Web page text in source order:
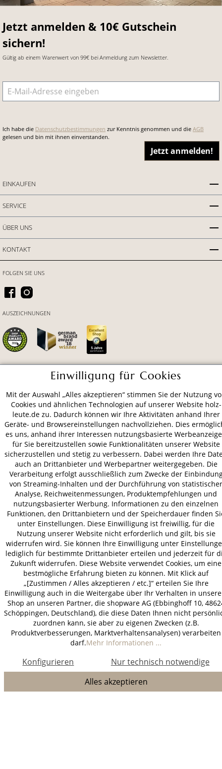
Jetzt anmelden & 10€ Gutschein
sichern!
Gültig ab einem Warenwert von 99€ bei Anmeldung zum Newsletter.
E-Mail-Adresse
Ich habe die Datenschutzbestimmungen zur Kenntnis genommen und die AGB
gelesen und bin mit ihnen einverstanden.
Jetzt anmelden!
EINKAUFEN
SERVICE
ÜBER UNS
KONTAKT
VERSAND
FOLGEN SIE UNS
AUSZEICHNUNGEN
AGB Datenschutz
Impressum
© 2026 HOLZ-LEUTE
* Alle Preise inkl. gesetzl. Mehrwertsteuer zzgl.Versandkosten.
Einwilligung für Cookies
Mit der Auswahl „Alles akzeptieren“ stimmen Sie der Nutzung
Cookies und ähnlichen Technologien auf unserer Website holz-
leute.de zu. Dadurch können wir Ihre Aktivitäten anhand Ihrer
Geräte- und Browsereinstellungen nachvollziehen. Dies
es uns, anhand ihrer Interessen nutzungsbasierte
für Sie bereitzustellen sowie Funktionalitäten unserer Website
sicherzustellen und stetig zu verbessern. Dabei werden Ihre
auch an Drittanbieter und Werbepartner weitergegeben. Die
Verarbeitung erfolgt ausschließlich zum Zwecke der
von Streaming-Inhalten und der Durchführung von statistischer
Analyse, Reichweitenmessungen, Produktempfehlungen und
nutzungsbasierter Werbung. Informationen zu den einzelnen
Funktionen, den Drittanbietern und der Speicherdauer finden
unter Einstellungen. Diese Einwilligung ist freiwillig, für die
Nutzung unserer Website nicht erforderlich und gilt, bis sie
widerrufen wird. Sie können Ihre Einwilligung unter
lediglich für bestimmte Drittanbieter erteilen und jederzeit für
Zukunft widerrufen. Diese Website verwendet Cookies, um eine
bestmögliche Erfahrung bieten zu können. Mit Klick auf
„[Zustimmen / Alles akzeptieren / etc.]“ erteilen Sie Ihre
Einwilligung auch in die Weitergabe über Ihr Verhalten in
Shop an unseren Partner, die shopware AG (Ebbinghoff 10,
Schöppingen, Deutschland), die diese Daten Ihnen nicht
zuordnen kann, sie aber zu eigenen Zwecken (z.B.
Produktverbesserungen, Marktverhaltensanalysen) verarbeiten
darf.Mehr Informationen ...
Nur technisch notwendige
Konfigurieren
Alles akzeptieren